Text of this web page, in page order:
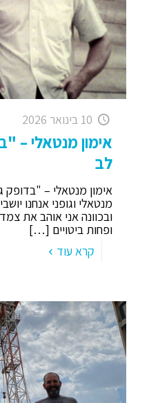
10 בינואר 2026
אימון מנטאלי –
לב
אימון מנטאלי – "בדופק
מנטאלי וגופני אנחנו
ובכוונה אני אוהב את
ופחות ביטויים […]
קרא עוד